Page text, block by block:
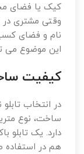
کیک یا فضای
وقتی مشتری در
نام و فضای
این موضوع می
کیفیت
در انتخاب
ساخت، نوع
دارد. یک تابلو
هم در استفاده